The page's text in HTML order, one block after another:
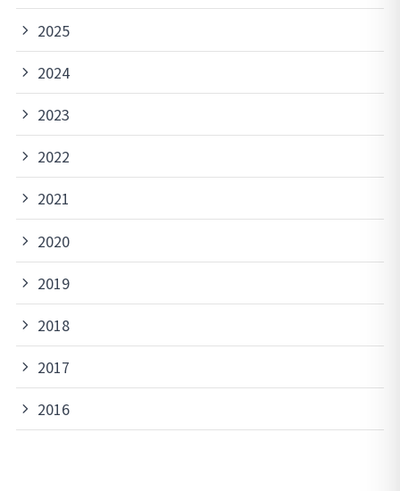
2025
2024
2023
2022
2021
2020
2019
2018
2017
2016